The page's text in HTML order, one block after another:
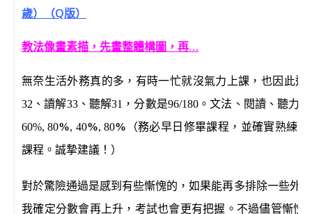
歲）（Q版）
教法像畫素描，先畫整體構圖，再…
無奈生活外務真的多，有時一忙就沒氣力上課，也因此這
32、讀解33、聽解31，分數是96/180。文法、閱讀、聽力
60%, 80%, 40%, 80%
（務必早日修畢課程，並確實熟練
課程。誠摯建議！）
對於驚險通過是感到有些慚愧的，如果能再多排除一些外
我確定分數會再上升，考試也會更有把握。不過儘管慚愧